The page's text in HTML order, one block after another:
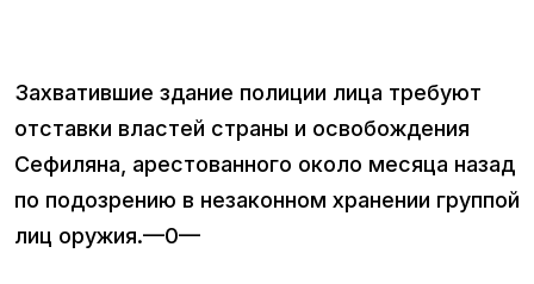
Захватившие здание полиции лица требуют
отставки властей страны и освобождения
Сефиляна, арестованного около месяца назад
по подозрению в незаконном хранении группой
лиц оружия.—0—